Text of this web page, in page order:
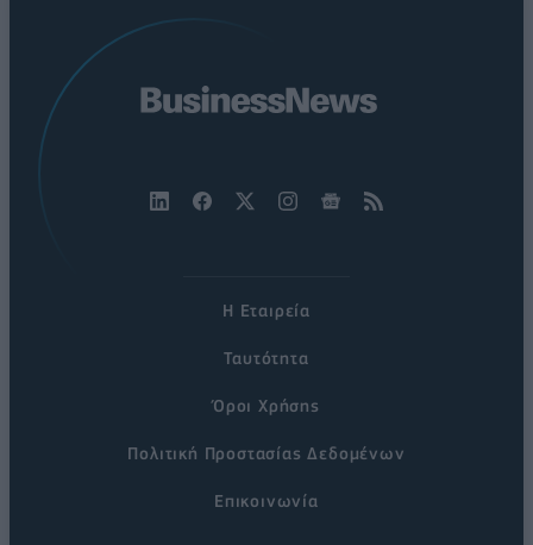
Η Εταιρεία
Ταυτότητα
Όροι Χρήσης
Πολιτική Προστασίας Δεδομένων
Επικοινωνία